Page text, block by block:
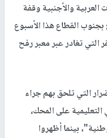
والأجنبية وقفة
بجنوب القطاع هذا الأسبوع
التي تغادر عبر معبر رفح
التي تلحق بهم جراء
على المحك،
بينما أظهروا